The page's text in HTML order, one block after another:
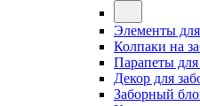
Элементы для
Колпаки на
Парапеты для
Декор для
Заборный